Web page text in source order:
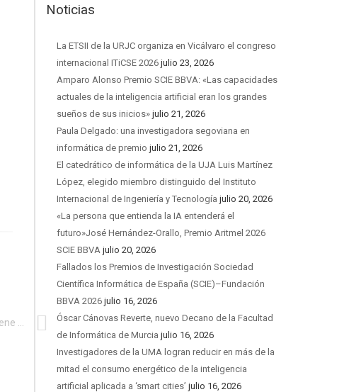
Noticias
La ETSII de la URJC organiza en Vicálvaro el congreso
internacional ITiCSE 2026 julio 23, 2026
Amparo Alonso Premio SCIE BBVA: «Las capacidades
actuales de la inteligencia artificial eran los grandes
sueños de sus inicios» julio 21, 2026
Paula Delgado: una investigadora segoviana en
informática de premio julio 21, 2026
El catedrático de informática de la UJA Luis Martínez
López, elegido miembro distinguido del Instituto
Internacional de Ingeniería y Tecnología julio 20, 2026
«La persona que entienda la IA entenderá el
futuro»José Hernández-Orallo, Premio Aritmel 2026
SCIE BBVA julio 20, 2026
Fallados los Premios de Investigación Sociedad
Científica Informática de España (SCIE)–Fundación
BBVA 2026 julio 16, 2026
Óscar Cánovas Reverte, nuevo Decano de la Facultad
de Informática de Murcia julio 16, 2026
Investigadores de la UMA logran reducir en más de la
mitad el consumo energético de la inteligencia
artificial aplicada a ‘smart cities’ julio 16, 2026